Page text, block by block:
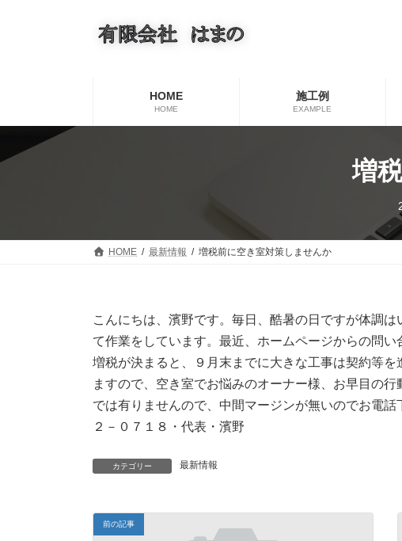
キ
プ
に
動
HOME
HOME
施工例
EXAMPLE
増
HOME 最新情報 増税前に空き室対策しませんか
こんにちは、濱野です。毎日、酷暑の日ですが体調
て作業をしています。最近、ホームページからの問
増税が決まると、９月末までに大きな工事は契約等
ますので、空き室でお悩みのオーナー様、お早目の
では有りませんので、中間マージンが無いのでお電
２－０７１８・代表・濱野
カテゴリー 最新情報
前の記事